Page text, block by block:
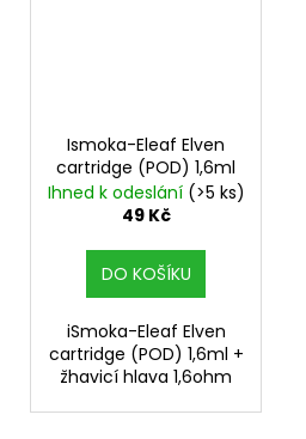
Ismoka-Eleaf Elven
cartridge (POD) 1,6ml
Ihned k odeslání (>5 ks)
49 Kč
DO KOŠÍKU
iSmoka-Eleaf Elven
cartridge (POD) 1,6ml +
žhavicí hlava 1,6ohm